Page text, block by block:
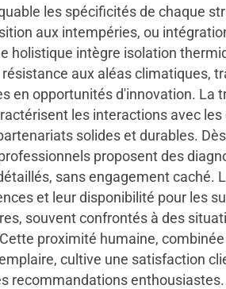
les spécificités de chaque
aux intempéries, ou
holistique intègre isolation
aux aléas climatiques,
en opportunités d'innovation. La
les interactions avec les
solides et durables.
proposent des
sans engagement caché.
et leur disponibilité pour les
souvent confrontés à des
proximité humaine,
cultive une satisfaction
recommandations enthousiastes.